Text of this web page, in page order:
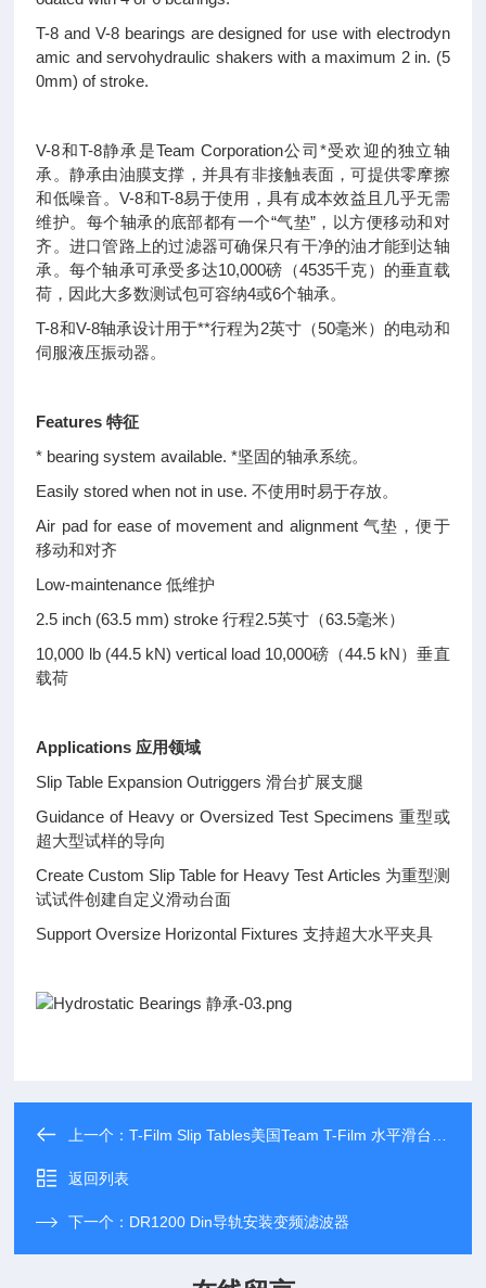
T-8 and V-8 bearings are designed for use with electrodyn
amic and servohydraulic shakers with a maximum 2 in. (5
0mm) of stroke.
V-8和T-8静承是Team Corporation公司*受欢迎的独立轴
承。静承由油膜支撑，并具有非接触表面，可提供零摩擦
和低噪音。V-8和T-8易于使用，具有成本效益且几乎无需
维护。每个轴承的底部都有一个“气垫”，以方便移动和对
齐。进口管路上的过滤器可确保只有干净的油才能到达轴
承。每个轴承可承受多达10,000磅（4535千克）的垂直载
荷，因此大多数测试包可容纳4或6个轴承。
T-8和V-8轴承设计用于**行程为2英寸（50毫米）的电动和
伺服液压振动器。
Features特征
* bearing system available.*坚固的轴承系统。
Easily stored when not in use.不使用时易于存放。
Air pad for ease of movement and alignment 气垫，便于
移动和对齐
Low-maintenance低维护
2.5 inch (63.5 mm) stroke行程2.5英寸（63.5毫米）
10,000 lb (44.5 kN) vertical load 10,000磅（44.5 kN）垂直
载荷
Applications 应用领域
Slip Table Expansion Outriggers滑台扩展支腿
Guidance of Heavy or Oversized Test Specimens 重型或
超大型试样的导向
Create Custom Slip Table for Heavy Test Articles 为重型测
试试件创建自定义滑动台面
Support Oversize Horizontal Fixtures支持超大水平夹具
上一个：T-Film Slip Tables美国Team T-Film 水平滑台,静液承滑台,*高倾覆力矩滑台,适合大柜体振动测试,卫星振动测试,高CG值振动测试,符合MIL-STD标准测试(进口 Team)
返回列表
下一个： DR1200 Din导轨安装变频滤波器